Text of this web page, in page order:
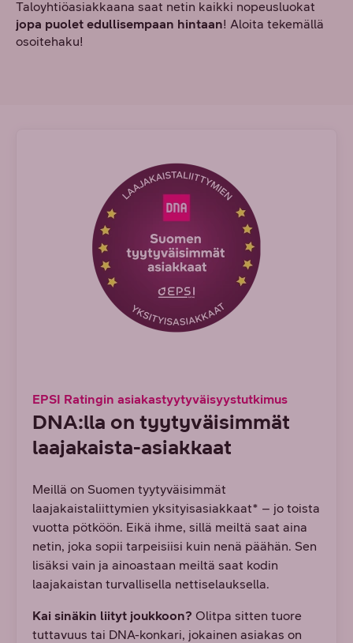
Taloyhtiöasiakkaana saat netin kaikki nopeusluokat
jopa puolet edullisempaan hintaan! Aloita tekemällä
osoitehaku!
EPSI Ratingin asiakastyytyväisyystutkimus
DNA:lla on tyytyväisimmät
laajakaista-asiakkaat
Meillä on Suomen tyytyväisimmät
laajakaistaliittymien yksityisasiakkaat* – jo toista
vuotta pötköön. Eikä ihme, sillä meiltä saat aina
netin, joka sopii tarpeisiisi kuin nenä päähän. Sen
lisäksi vain ja ainoastaan meiltä saat kodin
laajakaistan turvallisella nettiselauksella.
Kai sinäkin liityt joukkoon? Olitpa sitten tuore
tuttavuus tai DNA-konkari, jokainen asiakas on